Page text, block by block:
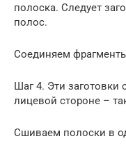
полоска. Следует
полос.
Соединяем
Шаг 4. Эти
лицевой стороне –
Сшиваем полоски в